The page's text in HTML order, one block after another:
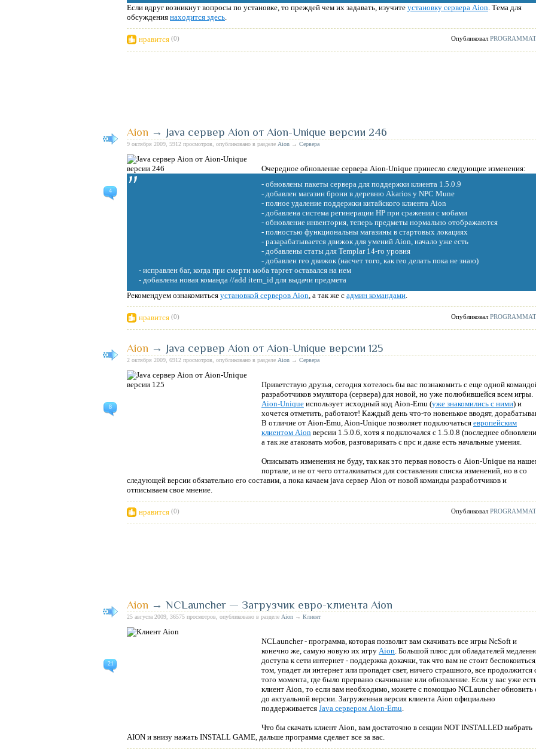
Если вдруг возникнут вопросы по установке, то преждей чем их задавать, изучите установку сервера Aion. Тема для
обсуждения находится здесь.
нравится (0) Опубликовал
4
Aion → Java сервер Aion от Aion-Unique версии 246
9 октября 2009, 5912 просмотров, опубликовано в разделе Aion → Сервера
Очередное обновление сервера Aion-Unique принесло следующие изменения:
- обновлены пакеты сервера для поддержки клиента 1.5.0.9
- добавлен магазин брони в деревню Akarios у NPC Mune
- полное удаление поддержки китайского клиента Aion
- добавлена система регинерации HP при сражении с мобами
- обновление инвентория, теперь предметы нормально отображаются
- полностью функциональны магазины в стартовых локациях
- разарабатывается движок для умений Aion, начало уже есть
- добавлены статы для Templar 14-го уровня
- добавлен гео движок (насчет того, как гео делать пока не знаю)
- исправлен баг, когда при смерти моба таргет оставался на нем
- добавлена новая команда //add item_id для выдачи предмета
Рекомендуем ознакомиться установкой серверов Aion, а так же с админ командами.
нравится (0) Опубликовал
8
Aion → Java сервер Aion от Aion-Unique версии 125
2 октября 2009, 6912 просмотров, опубликовано в разделе Aion → Сервера
Приветствую друзья, сегодня хотелось бы вас познакомить с еще одной
разработчиков эмулятора (сервера) для новой, но уже полюбившейся всем игры.
Aion-Unique использует исходный код Aion-Emu (уже знакомились с ними) и
хочется отметить, работают! Каждый день что-то новенькое вводят,
В отличие от Aion-Emu, Aion-Unique позволяет подключаться европейским
клиентом Aion версии 1.5.0.6, хотя я подключался с 1.5.0.8 (последнее
а так же атаковать мобов, разговаривать с npc и даже есть начальные умения.
Описывать изменения не буду, так как это первая новость о Aion-Unique на
портале, и не от чего отталкиваться для составления списка изменений, но в со
следующей версии обязательно его составим, а пока качаем java сервер Aion от новой команды разработчиков и
отписываем свое мнение.
нравится (0) Опубликовал
21
Aion → NCLauncher — Загрузчик евро-клиента Aion
25 августа 2009, 36575 просмотров, опубликовано в разделе Aion → Клиент
NCLauncher - программа, которая позволит вам скачивать все игры NcSoft и
конечно же, самую новую их игру Aion. Большой плюс для обладателей
доступа к сети интернет - поддержка докачки, так что вам не стоит
том, упадет ли интернет или пропадет свет, ничего страшного, все продолжится
того момента, где было прервано скачивание или обновление. Если у вас уже
клиент Aion, то если вам необходимо, можете с помощью NCLauncher обновить
до актуальной версии. Загруженная версия клиента Aion официально
поддерживается Java сервером Aion-Emu.
Что бы скачать клиент Aion, вам достаточно в секции NOT INSTALLED выбрать
AION и внизу нажать INSTALL GAME, дальше программа сделает все за вас.